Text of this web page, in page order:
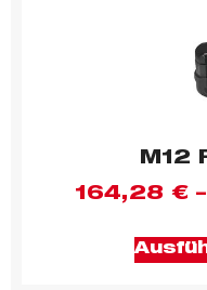
M12
164,28 € –